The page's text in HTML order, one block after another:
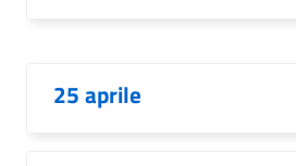
25 aprile